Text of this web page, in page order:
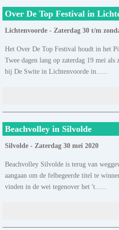
Over De Top Festival in
Lichtenvoorde - Zaterdag 30 t/m
Het Over De Top Festival houdt in het
Twee dagen lang op zaterdag 19 mei
bij De Swite in Lichtenvoorde in......
Beachvolley in Silvolde
Silvolde - Zaterdag 30 mei 2020
Beachvolley Silvolde is terug van
aangaan om de felbegeerde titel te
vinden in de wei tegenover het 't......